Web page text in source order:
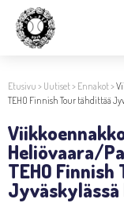
Etusivu > Uutiset> Ennakot>
TEHO Finnish Tour tähdittää
Heliövaara/
TEHO